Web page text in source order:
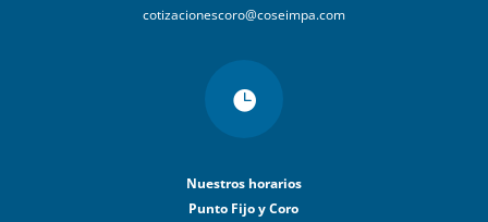
cotizacionescoro@coseimpa.com

Nuestros horarios
Punto Fijo y Coro